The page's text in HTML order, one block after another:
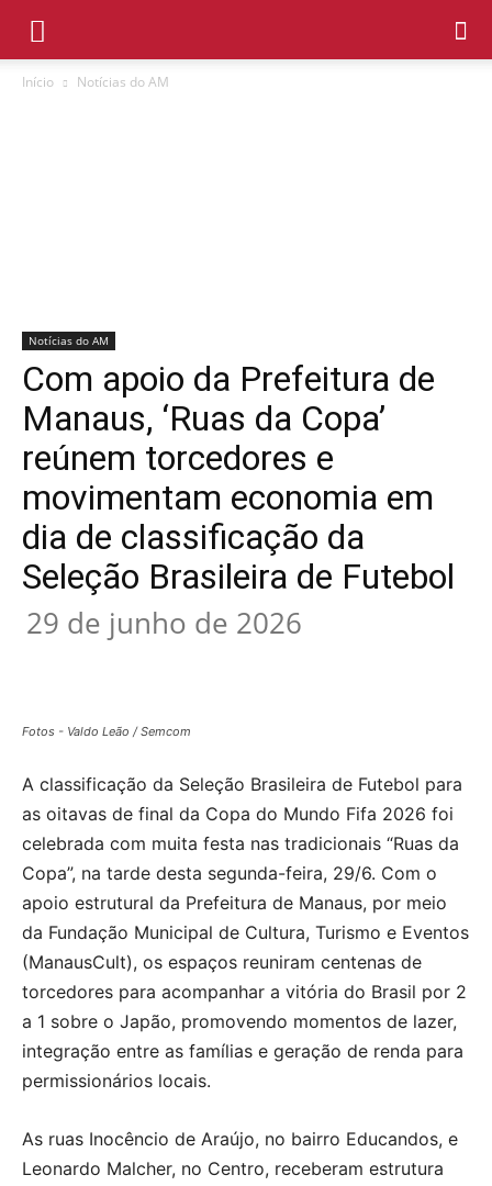
Início Notícias do AM
Notícias do AM
Com apoio da Prefeitura de
Manaus, ‘Ruas da Copa’
reúnem torcedores e
movimentam economia em
dia de classificação da
Seleção Brasileira de Futebol
29 de junho de 2026
Fotos - Valdo Leão / Semcom
A classificação da Seleção Brasileira de Futebol para
as oitavas de final da Copa do Mundo Fifa 2026 foi
celebrada com muita festa nas tradicionais “Ruas da
Copa”, na tarde desta segunda-feira, 29/6. Com o
apoio estrutural da Prefeitura de Manaus, por meio
da Fundação Municipal de Cultura, Turismo e Eventos
(ManausCult), os espaços reuniram centenas de
torcedores para acompanhar a vitória do Brasil por 2
a 1 sobre o Japão, promovendo momentos de lazer,
integração entre as famílias e geração de renda para
permissionários locais.
As ruas Inocêncio de Araújo, no bairro Educandos, e
Leonardo Malcher, no Centro, receberam estrutura